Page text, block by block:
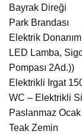
Bayrak Direği
Park Brandası
Elektrik
LED Lamba,
Pompası 2Ad.))
Elektrikli Irgat
WC – Elektrikli
Paslanmaz
Teak Zemin